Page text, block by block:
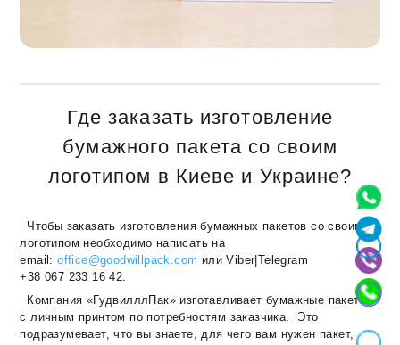
Где заказать изготовление
бумажного пакета со своим
логотипом в Киеве и Украине?
Чтобы заказать изготовления бумажных пакетов со своим
логотипом необходимо написать на
email:office@goodwillpack.com или Viber|Telegram
+38 067 233 16 42.
Компания «ГудвилллПак» изготавливает бумажные пакеты
с личным принтом по потребностям заказчика. Это
подразумевает, что вы знаете, для чего вам нужен пакет,